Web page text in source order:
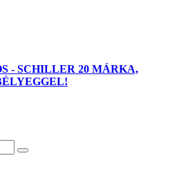
- SCHILLER 20 MÁRKA,